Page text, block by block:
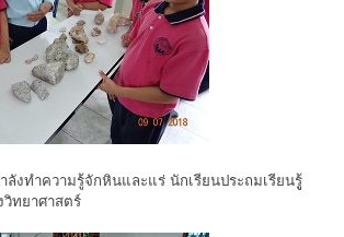
ลังทำความรู้จักหินและแร่ นักเรียนประถมเรียนรูู้
ทยาศาสตร์